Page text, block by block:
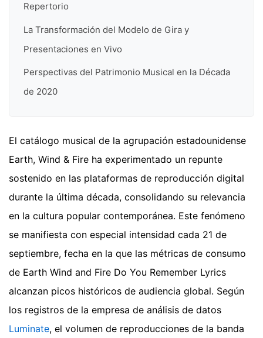
Repertorio
La Transformación del Modelo de Gira y
Presentaciones en Vivo
Perspectivas del Patrimonio Musical en la Década
de 2020
El catálogo musical de la agrupación estadounidense
Earth, Wind & Fire ha experimentado un repunte
sostenido en las plataformas de reproducción digital
durante la última década, consolidando su relevancia
en la cultura popular contemporánea. Este fenómeno
se manifiesta con especial intensidad cada 21 de
septiembre, fecha en la que las métricas de consumo
de Earth Wind and Fire Do You Remember Lyrics
alcanzan picos históricos de audiencia global. Según
los registros de la empresa de análisis de datos
Luminate, el volumen de reproducciones de la banda